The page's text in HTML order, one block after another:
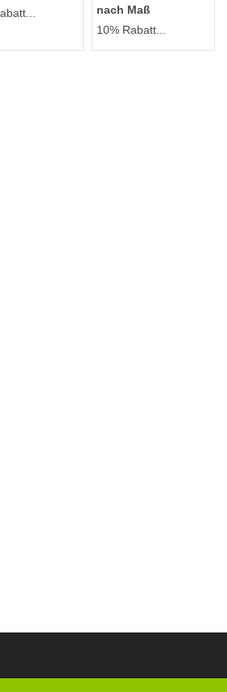
nach Maß
10% Rabatt...